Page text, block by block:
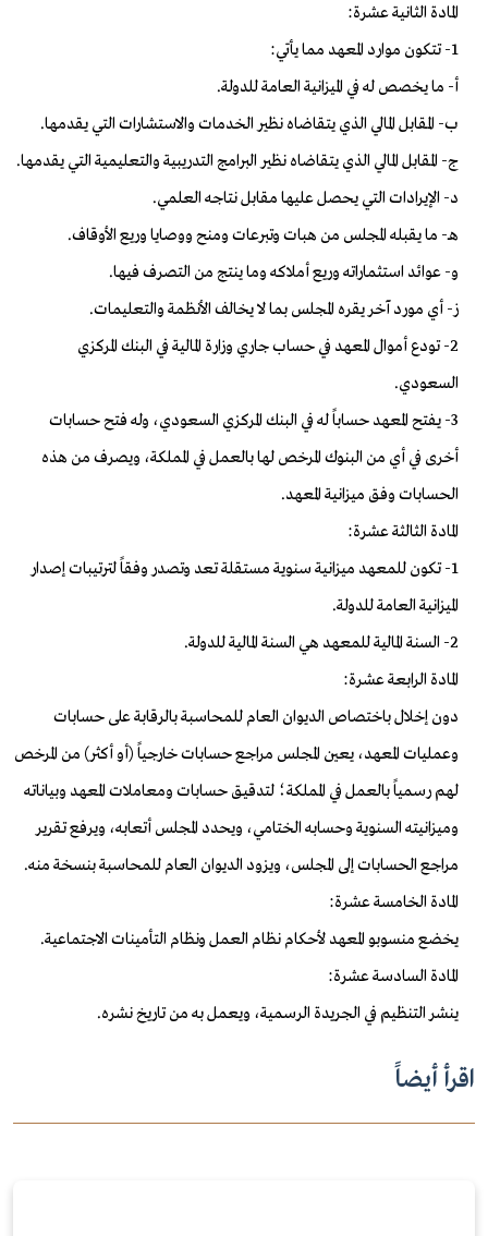
المادة الثانية عشرة:
1- تتكون موارد المعهد مما يأتي:
أ- ما يخصص له في الميزانية العامة للدولة.
ب- المقابل المالي الذي يتقاضاه نظير الخدمات والاستشارات التي يقدمها.
ج- المقابل المالي الذي يتقاضاه نظير البرامج التدريبية والتعليمية التي يقدمها.
د- الإيرادات التي يحصل عليها مقابل نتاجه العلمي.
هـ- ما يقبله المجلس من هبات وتبرعات ومنح ووصايا وريع الأوقاف.
و- عوائد استثماراته وريع أملاكه وما ينتج من التصرف فيها.
ز- أي مورد آخر يقره المجلس بما لا يخالف الأنظمة والتعليمات.
2- تودع أموال المعهد في حساب جاري وزارة المالية في البنك المركزي
السعودي.
3- يفتح المعهد حساباً له في البنك المركزي السعودي، وله فتح حسابات
أخرى في أي من البنوك المرخص لها بالعمل في المملكة، ويصرف من هذه
الحسابات وفق ميزانية المعهد.
المادة الثالثة عشرة:
1- تكون للمعهد ميزانية سنوية مستقلة تعد وتصدر وفقاً لترتيبات إصدار
الميزانية العامة للدولة.
2- السنة المالية للمعهد هي السنة المالية للدولة.
المادة الرابعة عشرة:
دون إخلال باختصاص الديوان العام للمحاسبة بالرقابة على حسابات
وعمليات المعهد، يعين المجلس مراجع حسابات خارجياً (أو أكثر) من المرخص
لهم رسمياً بالعمل في المملكة؛ لتدقيق حسابات ومعاملات المعهد وبياناته
وميزانيته السنوية وحسابه الختامي، ويحدد المجلس أتعابه، ويرفع تقرير
مراجع الحسابات إلى المجلس، ويزود الديوان العام للمحاسبة بنسخة منه.
المادة الخامسة عشرة:
يخضع منسوبو المعهد لأحكام نظام العمل ونظام التأمينات الاجتماعية.
المادة السادسة عشرة:
ينشر التنظيم في الجريدة الرسمية، ويعمل به من تاريخ نشره.
اقرأ أيضاً